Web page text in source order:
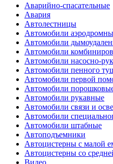
Аварийно-спасательные
Авария
Автолестницы
Автомобили
Автомобили
Автомобили
Автомобили насосно-
Автомобили пенного
Автомобили первой
Автомобили
Автомобили рукавные
Автомобили связи и
Автомобили
Автомобили штабные
Автоподъемники
Автоцистерны с малой
Автоцистерны со
Видео